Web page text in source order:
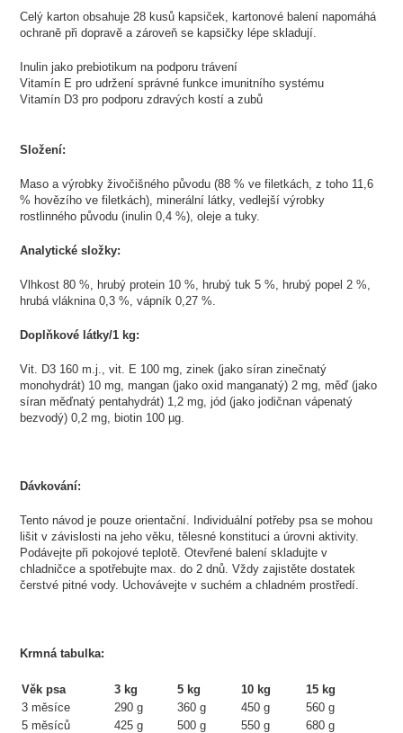
Celý karton obsahuje 28 kusů kapsiček, kartonové balení napomáhá
ochraně při dopravě a zároveň se kapsičky lépe skladují.
Inulin jako prebiotikum na podporu trávení
Vitamín E pro udržení správné funkce imunitního systému
Vitamín D3 pro podporu zdravých kostí a zubů
Složení:
Maso a výrobky živočišného původu (88 % ve filetkách, z toho 11,6
% hovězího ve filetkách), minerální látky, vedlejší výrobky
rostlinného původu (inulin 0,4 %), oleje a tuky.
Analytické složky:
Vlhkost 80 %, hrubý protein 10 %, hrubý tuk 5 %, hrubý popel 2 %,
hrubá vláknina 0,3 %, vápník 0,27 %.
Doplňkové látky/1 kg:
Vit. D3 160 m.j., vit. E 100 mg, zinek (jako síran zinečnatý
monohydrát) 10 mg, mangan (jako oxid manganatý) 2 mg, měď (jako
síran měďnatý pentahydrát) 1,2 mg, jód (jako jodičnan vápenatý
bezvodý) 0,2 mg, biotin 100 µg.
Dávkování:
Tento návod je pouze orientační. Individuální potřeby psa se mohou
lišit v závislosti na jeho věku, tělesné konstituci a úrovni aktivity.
Podávejte při pokojové teplotě. Otevřené balení skladujte v
chladničce a spotřebujte max. do 2 dnů. Vždy zajistěte dostatek
čerstvé pitné vody. Uchovávejte v suchém a chladném prostředí.
Krmná tabulka:
Věk psa 3 kg 5 kg 10 kg
15 kg
3 měsíce
290 g 360 g 450 g
560 g
5 měsíců
425 g 500 g 550 g
680 g